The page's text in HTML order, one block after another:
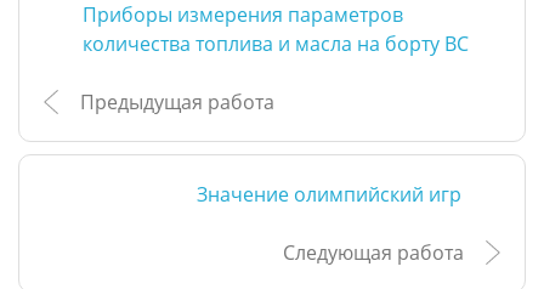
Приборы измерения параметров
количества топлива и масла на борту ВС
Предыдущая работа
Значение олимпийский игр
Следующая работа